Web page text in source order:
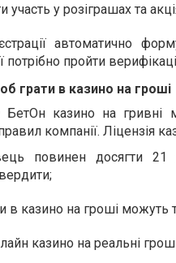
участь у розіграшах та
автоматично
потрібно пройти
грати в казино на гроші
БетОн казино на гривні
компанії. Ліцензія
повинен досягти
в казино на гроші можуть
казино на реальні